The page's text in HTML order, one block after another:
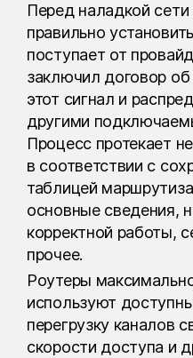
Перед наладкой
правильно
поступает от
заключил договор
этот сигнал и
другими
Процесс протекает
в соответствии с
таблицей
основные сведения,
корректной работы,
прочее.
Роутеры
используют
перегрузку каналов
скорости доступа и